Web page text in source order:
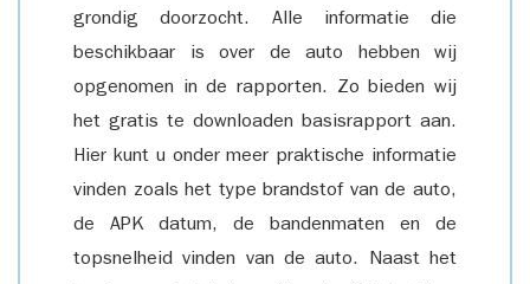
grondig doorzocht. Alle informatie die
beschikbaar is over de auto hebben wij
opgenomen in de rapporten. Zo bieden wij
het gratis te downloaden basisrapport aan.
Hier kunt u onder meer praktische informatie
vinden zoals het type brandstof van de auto,
de APK datum, de bandenmaten en de
topsnelheid vinden van de auto. Naast het